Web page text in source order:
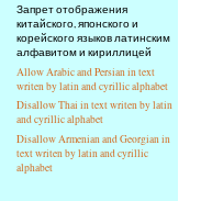
Запрет отображения
китайского, японского и
корейского языков латинским
алфавитом и кириллицей
Allow Arabic and Persian in text
writen by latin and cyrillic alphabet
Disallow Thai in text writen by latin
and cyrillic alphabet
Disallow Armenian and Georgian in
text writen by latin and cyrillic
alphabet